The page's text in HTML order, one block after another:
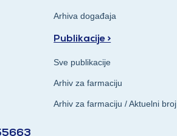
Arhiva događaja
Publikacije >
Sve publikacije
Arhiv za farmaciju
Arhiv za farmaciju / Aktuelni broj